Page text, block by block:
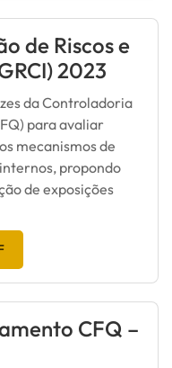
de Riscos e
2023
da Controladoria
para avaliar
mecanismos de
propondo
de exposições
CFQ –